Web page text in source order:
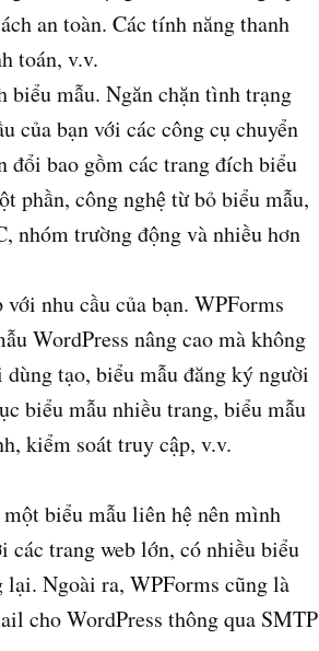
an toàn. Các tính năng thanh
toán, v.v.
biểu mẫu. Ngăn chặn tình trạng
của bạn với các công cụ chuyển
đổi bao gồm các trang đích biểu
phần, công nghệ từ bỏ biểu mẫu,
nhóm trường động và nhiều hơn
nhu cầu của bạn. WPForms
WordPress nâng cao mà không
tạo, biểu mẫu đăng ký người
biểu mẫu nhiều trang, biểu mẫu
kiểm soát truy cập, v.v.
biểu mẫu liên hệ nên mình
trang web lớn, có nhiều biểu
lại. Ngoài ra, WPForms cũng là
cho WordPress thông qua SMTP